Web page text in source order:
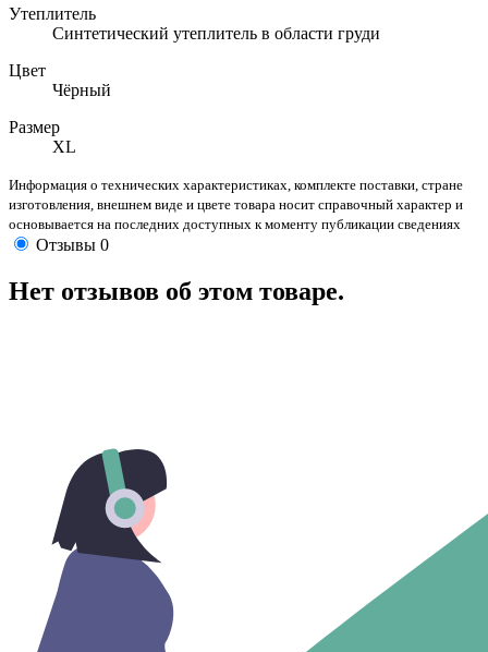
Утеплитель
Синтетический утеплитель в области груди
Цвет
Чёрный
Размер
XL
Информация о технических характеристиках, комплекте поставки, стране
изготовления, внешнем виде и цвете товара носит справочный характер и
основывается на последних доступных к моменту публикации сведениях
Отзывы 0
Нет отзывов об этом товаре.